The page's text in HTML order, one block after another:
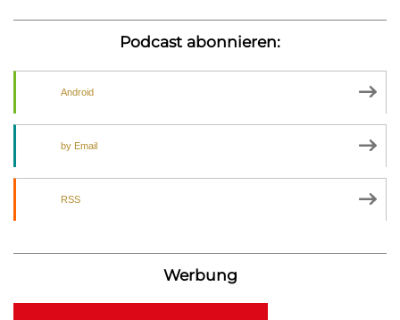
Podcast abonnieren:
Android
by Email
RSS
Werbung